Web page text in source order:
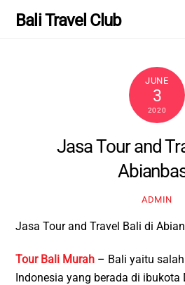
Bali Travel Club
JUNE
3
2020
Jasa Tour and
ADMIN
Jasa Tour and Travel Bali di
Tour Bali Murah – Bali yaitu
Indonesia yang berada di ibukota